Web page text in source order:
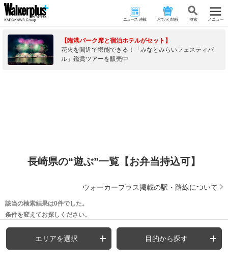
ニュース･連載 おでかけ情報 検 索 メニュー
【臨港パーク席と宿泊ホテルがセット】
花火を間近で堪能できる！「みなとみらいフェスティバ
ル」鑑賞ツアーを販売中
長崎県の“遊ぶ”一覧【お弁当持込可】
ウォーカープラス掲載の駅・路線について
該当の検索結果は0件でした。
条件を変えてお探しください。
エリアを選択 目的から探す